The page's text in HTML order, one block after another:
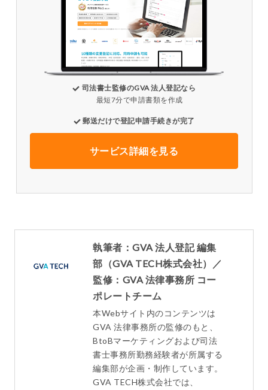
司法書士監修のGVA 法人登記なら
最短7分で申請書類を作成
郵送だけで登記申請手続きが完了
サービス詳細を見る
執筆者：GVA 法人登記 編集
部（GVA TECH株式会社）／
監修：GVA 法律事務所 コー
ポレートチーム
本Webサイト内のコンテンツは
GVA 法律事務所の監修のもと、
BtoBマーケティングおよび司法
書士事務所勤務経験者が所属する
編集部が企画・制作しています。
GVA TECH株式会社では、